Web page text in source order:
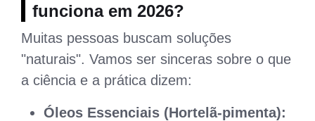
funciona em 2026?
Muitas pessoas buscam soluções
"naturais". Vamos ser sinceras sobre o que
a ciência e a prática dizem:
Óleos Essenciais (Hortelã-pimenta):